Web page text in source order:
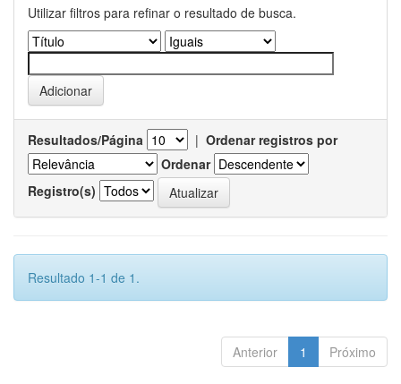
Utilizar filtros para refinar o resultado de busca.
Resultados/Página | Ordenar registros por
Ordenar
Registro(s)
Resultado 1-1 de 1.
Anterior 1 Próximo